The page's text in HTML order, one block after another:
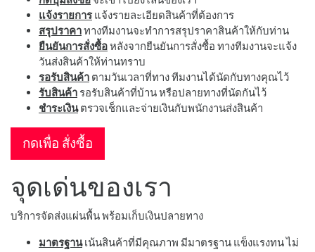
แจ้งรายการแจ้งรายละเอียดสินค้าที่ต้องการ
สรุปราคาทางทีมงานจะทำการสรุปราคาสินค้าให้กับท่าน
ยืนยันการสั่งซื้อหลังจากยืนยันการสั่งซื้อ ทางทีมงานจะแจ้ง
วันส่งสินค้าให้ท่านทราบ
รอรับสินค้า ตามวันเวลาที่ทาง ทีมงานได้นัดกับทางคุณไว้
รับสินค้า รอรับสินค้าที่บ้าน หรือปลายทางที่นัดกันไว้
ชำระเงินตรวจเช็กและจ่ายเงินกับพนักงานส่งสินค้า
กดเพื่อ สั่งซื้อ
จุดเด่นของเรา
บริการจัดส่งแผ่นพื้น พร้อมเก็บเงินปลายทาง
มาตรฐานเน้นสินค้าที่มีคุณภาพ มีมาตรฐาน แข็งแรงทน ไม่